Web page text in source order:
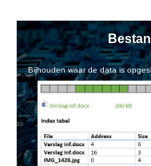
Bijhouden waar de data is